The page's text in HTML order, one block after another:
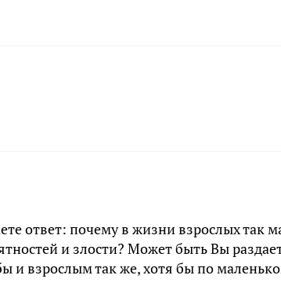
ответ: почему в жизни взрослых так
и злости? Может быть Вы
и взрослым так же, хотя бы по